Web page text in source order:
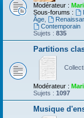
Modérateur :
Sous-forums :
Âge
Contemporain
Sujets : 835
Partitions
Modérateur :
Sujets : 1097
Musique